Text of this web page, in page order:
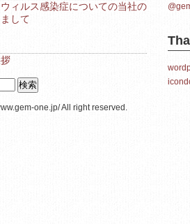
ィルス感染症についての当社の
して
one.jp/ All right reserved.